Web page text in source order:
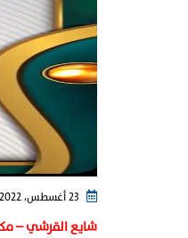
شايع القرشي –